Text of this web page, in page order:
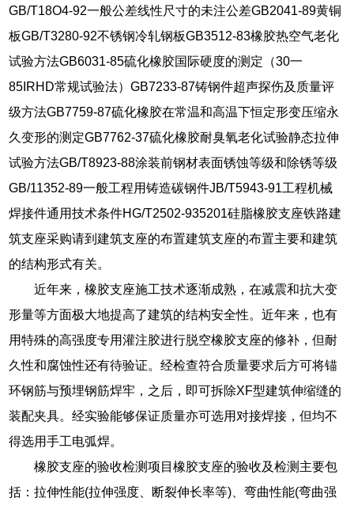
GB/T18O4-92一般公差线性尺寸的未注公差GB2041-89黄铜
板GB/T3280-92不锈钢冷轧钢板GB3512-83橡胶热空气老化
试验方法GB6031-85硫化橡胶国际硬度的测定（30一
85IRHD常规试验法）GB7233-87铸钢件超声探伤及质量评
级方法GB7759-87硫化橡胶在常温和高温下恒定形变压缩永
久变形的测定GB7762-37硫化橡胶耐臭氧老化试验静态拉伸
试验方法GB/T8923-88涂装前钢材表面锈蚀等级和除锈等级
GB/11352-89一般工程用铸造碳钢件JB/T5943-91工程机械
焊接件通用技术条件HG/T2502-935201硅脂橡胶支座铁路建
筑支座采购请到建筑支座的布置建筑支座的布置主要和建筑
的结构形式有关。
近年来，橡胶支座施工技术逐渐成熟，在减震和抗大变
形量等方面极大地提高了建筑的结构安全性。近年来，也有
用特殊的高强度专用灌注胶进行脱空橡胶支座的修补，但耐
久性和腐蚀性还有待验证。经检查符合质量要求后方可将锚
环钢筋与预埋钢筋焊牢，之后，即可拆除XF型建筑伸缩缝的
装配夹具。经实验能够保证质量亦可选用对接焊接，但均不
得选用手工电弧焊。
橡胶支座的验收检测项目橡胶支座的验收及检测主要包
括：拉伸性能(拉伸强度、断裂伸长率等)、弯曲性能(弯曲强